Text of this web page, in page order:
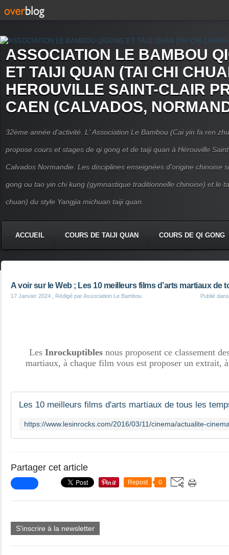
ASSOCIATION LE BAMBOU
ET TAIJI QUAN (TAI CHI
HEROUVILLE SAINT-CLAIR
CAEN (CALVADOS,
32ème année d'activité. L' Association Le Bambou (Cai yin fa ren
propose cours et stages de qi gong et de taiji quan à Hérouville
Calvados Normandie. Les disciplines enseignées d'origine chinoise
gong ou tao yin chi kung (gymnastique traditionnelle chinoise) et le
chuan) du style Yangjia michuan taiji quan.
ACCUEIL COURS DE TAIJI QUAN COURS DE QI GONG
A voir sur le Web ; Les 10 meilleurs films d’arts martiaux de
17 Janvier 2024 , Rédigé par Association Le Bambou Publié
Les Inrockuptibles nous proposent ce classement
martiaux, à chaque film vous est proposer un extrait,
Les 10 meilleurs films d'arts martiaux de tous les
Partager cet article
Repost 0
S'inscrire à la newsletter